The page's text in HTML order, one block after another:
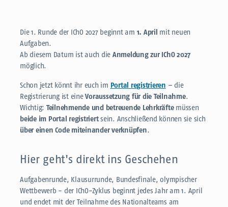
Die 1. Runde der IChO 2027 beginnt am 1. April mit neuen
Aufgaben.
Ab diesem Datum ist auch die Anmeldung zur IChO 2027
möglich.
Schon jetzt könnt ihr euch im Portal registrieren – die
Registrierung ist eineVoraussetzung für die Teilnahme.
Wichtig: Teilnehmende und betreuende Lehrkräftemüssen
beide im Portal registriertsein. Anschließend können sie sich
über einen Code miteinander verknüpfen.
Hier geht's direkt ins Geschehen
Aufgabenrunde, Klausurrunde, Bundesfinale, olympischer
Wettbewerb - der IChO-Zyklus beginnt jedes Jahr am 1. April
und endet mit der Teilnahme des Nationalteams am